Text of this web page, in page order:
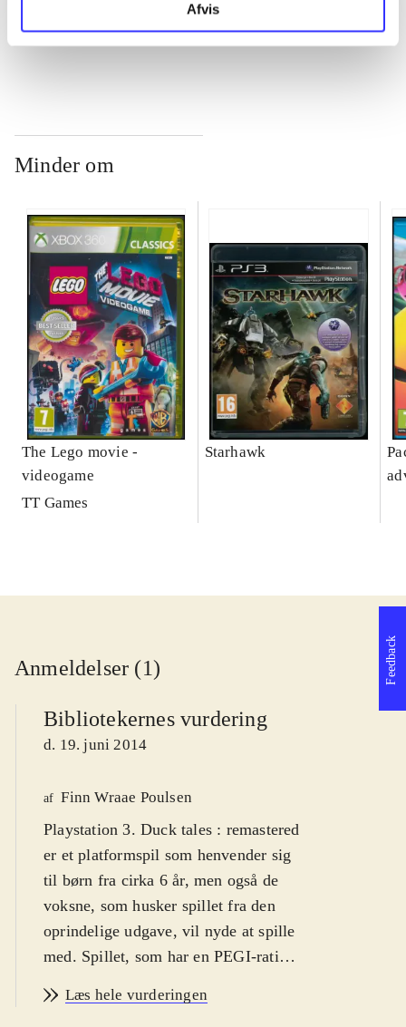
Afvis
...
Minder om
The Lego movie -
videogame
TT Games
Starhawk
Anmeldelser (1)
Bibliotekernes vurdering
d. 19. juni 2014
af Finn Wraae Poulsen
Playstation 3. Duck tales : remastered
er et platformspil som henvender sig
til børn fra cirka 6 år, men også de
voksne, som husker spillet fra den
oprindelige udgave, vil nyde at spille
med. Spillet, som har en PEGI-rating
men det er absolut den humoristiske
Læs hele vurderingen
Feedback